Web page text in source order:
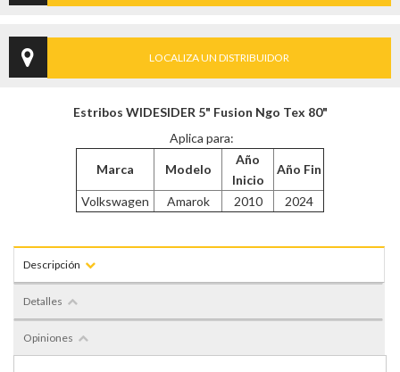
LOCALIZA UN DISTRIBUIDOR
Estribos WIDESIDER 5" Fusion Ngo Tex 80"
Aplica para:
Marca Modelo
Año
Inicio
Año Fin
Volkswagen Amarok 2010 2024
Descripción
Detalles
Opiniones